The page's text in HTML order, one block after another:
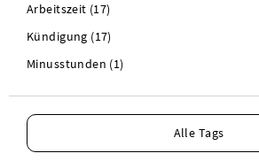
Arbeitszeit (17)
Kündigung (17)
Minusstunden (1)
Alle Tags